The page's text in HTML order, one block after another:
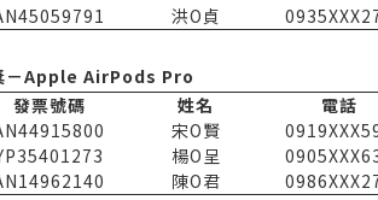
洪O貞
－Apple AirPods Pro
發票號碼 姓名
電話
宋O賢
楊O呈
陳O君